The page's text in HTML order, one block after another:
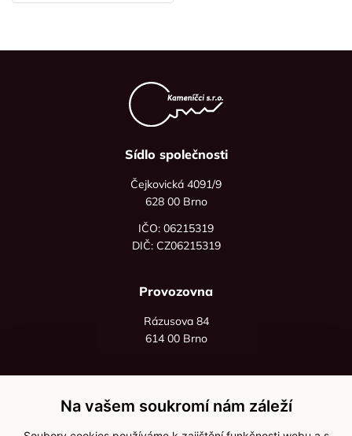
Sídlo společnosti
Čejkovická 4091/9
628 00 Brno
IČO: 06215319
DIČ: CZ06215319
Provozovna
Rázusova 84
614 00 Brno
+420 736 535 066
Po - pá: 8:00 - 16:00
Na vašem soukromí nám záleží